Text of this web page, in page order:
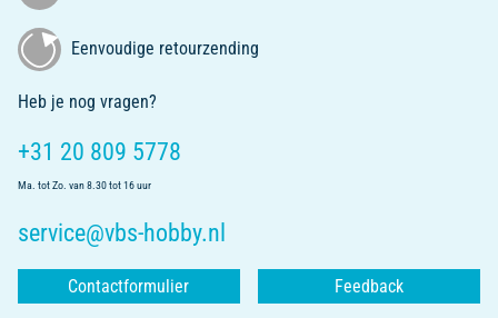
Eenvoudige retourzending
Heb je nog vragen?
+31 20 809 5778
Ma. tot Zo. van 8.30 tot 16 uur
service@vbs-hobby.nl
Contactformulier Feedback